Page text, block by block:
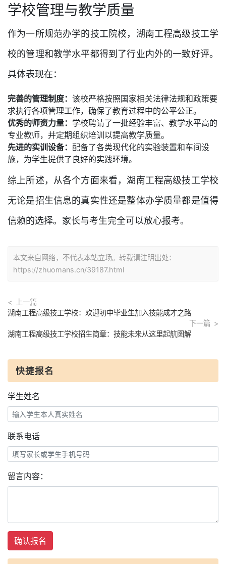
学校管理与教学质量
作为一所规范办学的技工院校，湖南工程高级技工学
校的管理和教学水平都得到了行业内外的一致好评。
具体表现在：
完善的管理制度： 该校严格按照国家相关法律法规和政策要
求执行各项管理工作，确保了教育过程中的公平公正。
优秀的师资力量： 学校聘请了一批经验丰富、教学水平高的
专业教师，并定期组织培训以提高教学质量。
先进的实训设备： 配备了各类现代化的实验装置和车间设
施，为学生提供了良好的实践环境。
综上所述，从各个方面来看，湖南工程高级技工学校
无论是招生信息的真实性还是整体办学质量都是值得
信赖的选择。家长与考生完全可以放心报考。
本文来自网络，不代表本站立场。转载请注明出处：
https://zhuomans.cn/39187.html
上一篇
湖南工程高级技工学校：欢迎初中毕业生加入技能成才之路
下一篇
湖南工程高级技工学校招生简章：技能未来从这里起航图解
快捷报名
学生姓名
联系电话
留言内容：
确认报名